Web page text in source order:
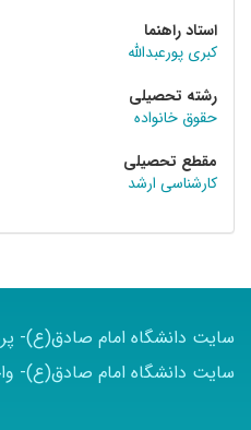
استاد راهنما
کبری پورعبدالله
رشته تحصیلی
حقوق خانواده
مقطع تحصیلی
کارشناسی ارشد
سایت دانشگاه امام صادق(ع)-
سایت دانشگاه امام صادق(ع)-